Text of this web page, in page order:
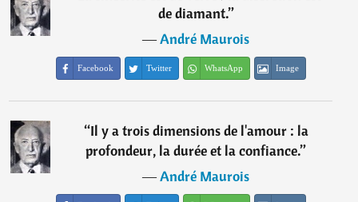
de diamant.”
―André Maurois
Facebook Twitter WhatsApp Image
“Il y a trois dimensions de l'amour : la
profondeur, la durée et la confiance.”
―André Maurois